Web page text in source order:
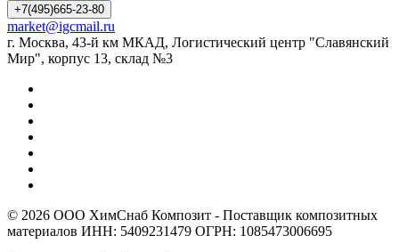
+7(495)665-23-80
market@igcmail.ru
г. Москва, 43-й км МКАД, Логистический центр "Славянский
Мир", корпус 13, склад №3
© 2026 ООО ХимСнаб Композит - Поставщик композитных
материалов ИНН: 5409231479 ОГРН: 1085473006695